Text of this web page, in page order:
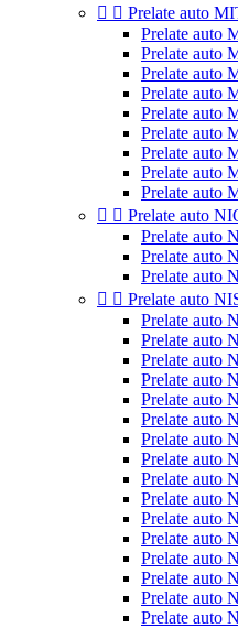
  Prelate auto
Prelate auto
Prelate auto
Prelate auto
Prelate auto
Prelate auto
Prelate auto
Prelate auto
Prelate auto
Prelate auto
  Prelate auto
Prelate auto
Prelate auto
Prelate auto
  Prelate auto
Prelate auto
Prelate auto
Prelate auto
Prelate auto
Prelate auto
Prelate auto
Prelate auto
Prelate auto
Prelate auto
Prelate auto
Prelate auto
Prelate auto
Prelate auto
Prelate auto
Prelate auto
Prelate auto